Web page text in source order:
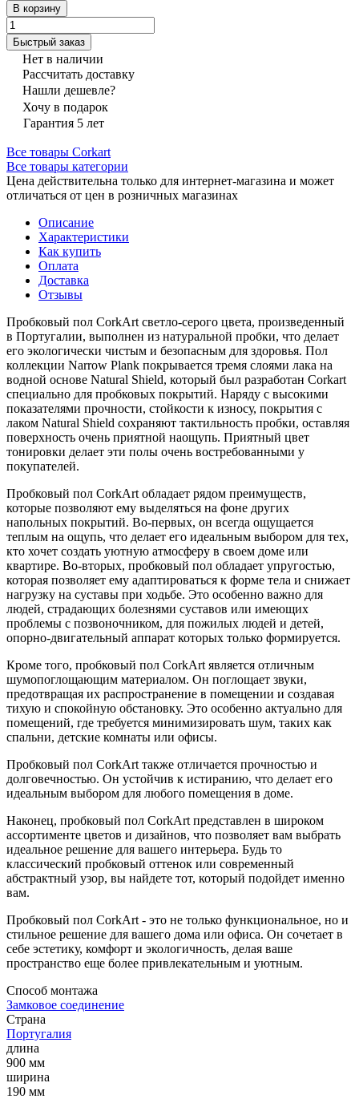
В корзину
Быстрый заказ
Нет в наличии
Рассчитать доставку
Нашли дешевле?
Хочу в подарок
Гарантия 5 лет
Все товары Corkart
Все товары категории
Цена действительна только для интернет-магазина и может
отличаться от цен в розничных магазинах
Описание
Характеристики
Как купить
Оплата
Доставка
Отзывы
Пробковый пол CorkArt светло-серого цвета, произведенный
в Португалии, выполнен из натуральной пробки, что делает
его экологически чистым и безопасным для здоровья. Пол
коллекции Narrow Plank покрывается тремя слоями лака на
водной основе Natural Shield, который был разработан Corkart
специально для пробковых покрытий. Наряду с высокими
показателями прочности, стойкости к износу, покрытия с
лаком Natural Shield сохраняют тактильность пробки, оставляя
поверхность очень приятной наощупь. Приятный цвет
тонировки делает эти полы очень востребованными у
покупателей.
Пробковый пол CorkArt обладает рядом преимуществ,
которые позволяют ему выделяться на фоне других
напольных покрытий. Во-первых, он всегда ощущается
теплым на ощупь, что делает его идеальным выбором для тех,
кто хочет создать уютную атмосферу в своем доме или
квартире. Во-вторых, пробковый пол обладает упругостью,
которая позволяет ему адаптироваться к форме тела и снижает
нагрузку на суставы при ходьбе. Это особенно важно для
людей, страдающих болезнями суставов или имеющих
проблемы с позвоночником, для пожилых людей и детей,
опорно-двигательный аппарат которых только формируется.
Кроме того, пробковый пол CorkArt является отличным
шумопоглощающим материалом. Он поглощает звуки,
предотвращая их распространение в помещении и создавая
тихую и спокойную обстановку. Это особенно актуально для
помещений, где требуется минимизировать шум, таких как
спальни, детские комнаты или офисы.
Пробковый пол CorkArt также отличается прочностью и
долговечностью. Он устойчив к истиранию, что делает его
идеальным выбором для любого помещения в доме.
Наконец, пробковый пол CorkArt представлен в широком
ассортименте цветов и дизайнов, что позволяет вам выбрать
идеальное решение для вашего интерьера. Будь то
классический пробковый оттенок или современный
абстрактный узор, вы найдете тот, который подойдет именно
вам.
Пробковый пол CorkArt - это не только функциональное, но и
стильное решение для вашего дома или офиса. Он сочетает в
себе эстетику, комфорт и экологичность, делая ваше
пространство еще более привлекательным и уютным.
Способ монтажа
Замковое соединение
Страна
Португалия
длина
900 мм
ширина
190 мм